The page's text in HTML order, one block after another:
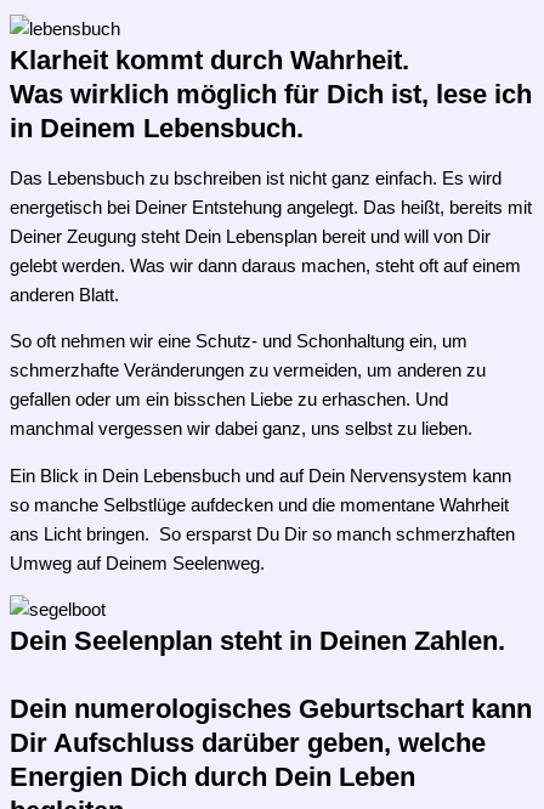
Klarheit kommt durch Wahrheit.
Was wirklich möglich für Dich ist, lese ich
in Deinem Lebensbuch.
Das Lebensbuch zu bschreiben ist nicht ganz einfach. Es wird
energetisch bei Deiner Entstehung angelegt. Das heißt, bereits mit
Deiner Zeugung steht Dein Lebensplan bereit und will von Dir
gelebt werden. Was wir dann daraus machen, steht oft auf einem
anderen Blatt.
So oft nehmen wir eine Schutz- und Schonhaltung ein, um
schmerzhafte Veränderungen zu vermeiden, um anderen zu
gefallen oder um ein bisschen Liebe zu erhaschen. Und
manchmal vergessen wir dabei ganz, uns selbst zu lieben.
Ein Blick in Dein Lebensbuch und auf Dein Nervensystem kann
so manche Selbstlüge aufdecken und die momentane Wahrheit
ans Licht bringen. So ersparst Du Dir so manch schmerzhaften
Umweg auf Deinem Seelenweg.
Dein Seelenplan steht in Deinen Zahlen.
Dein numerologisches Geburtschart kann
Dir Aufschluss darüber geben, welche
Energien Dich durch Dein Leben